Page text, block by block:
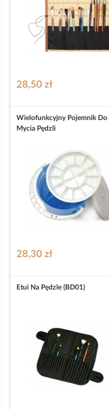
28,50 zł
Wielofunkcyjny Pojemnik Do
Mycia Pędzli
28,30 zł
Etui Na Pędzle (BD01)